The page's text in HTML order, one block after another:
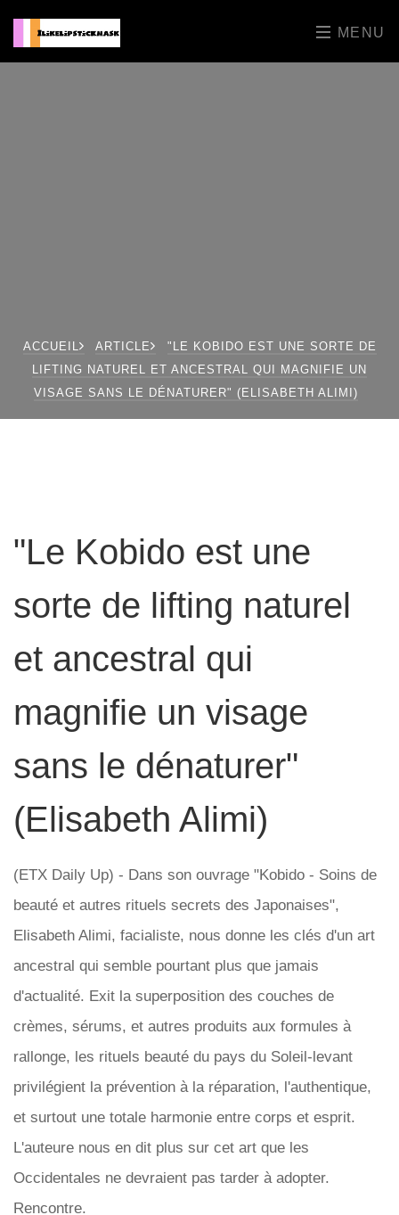
MENU
ACCUEIL ARTICLE
"LE KOBIDO EST UNE SORTE DE
LIFTING NATUREL ET ANCESTRAL QUI MAGNIFIE UN
VISAGE SANS LE DÉNATURER" (ELISABETH ALIMI)
"Le Kobido est une
sorte de lifting naturel
et ancestral qui
magnifie un visage
sans le dénaturer"
(Elisabeth Alimi)
(ETX Daily Up) - Dans son ouvrage "Kobido - Soins de
beauté et autres rituels secrets des Japonaises",
Elisabeth Alimi, facialiste, nous donne les clés d'un art
ancestral qui semble pourtant plus que jamais
d'actualité. Exit la superposition des couches de
crèmes, sérums, et autres produits aux formules à
rallonge, les rituels beauté du pays du Soleil-levant
privilégient la prévention à la réparation, l'authentique,
et surtout une totale harmonie entre corps et esprit.
L'auteure nous en dit plus sur cet art que les
Occidentales ne devraient pas tarder à adopter.
Rencontre.